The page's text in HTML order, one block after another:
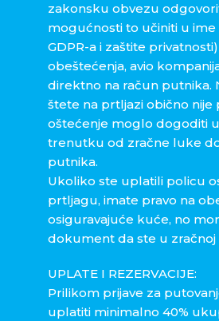
zakonsku obvezu
mogućnosti to učiniti u
GDPR-a i zaštite
obeštećenja, avio
direktno na račun putnika.
štete na prtljazi obično nije
oštećenje moglo dogoditi
trenutku od zračne luke
putnika.
Ukoliko ste uplatili policu
prtljagu, imate pravo na
osiguravajuće kuće, no
dokument da ste u zračnoj
UPLATE I REZERVACIJE:
Prilikom prijave za
uplatiti minimalno 40%